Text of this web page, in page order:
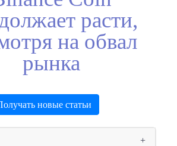
расти,
на обвал
рынка
новые статьи